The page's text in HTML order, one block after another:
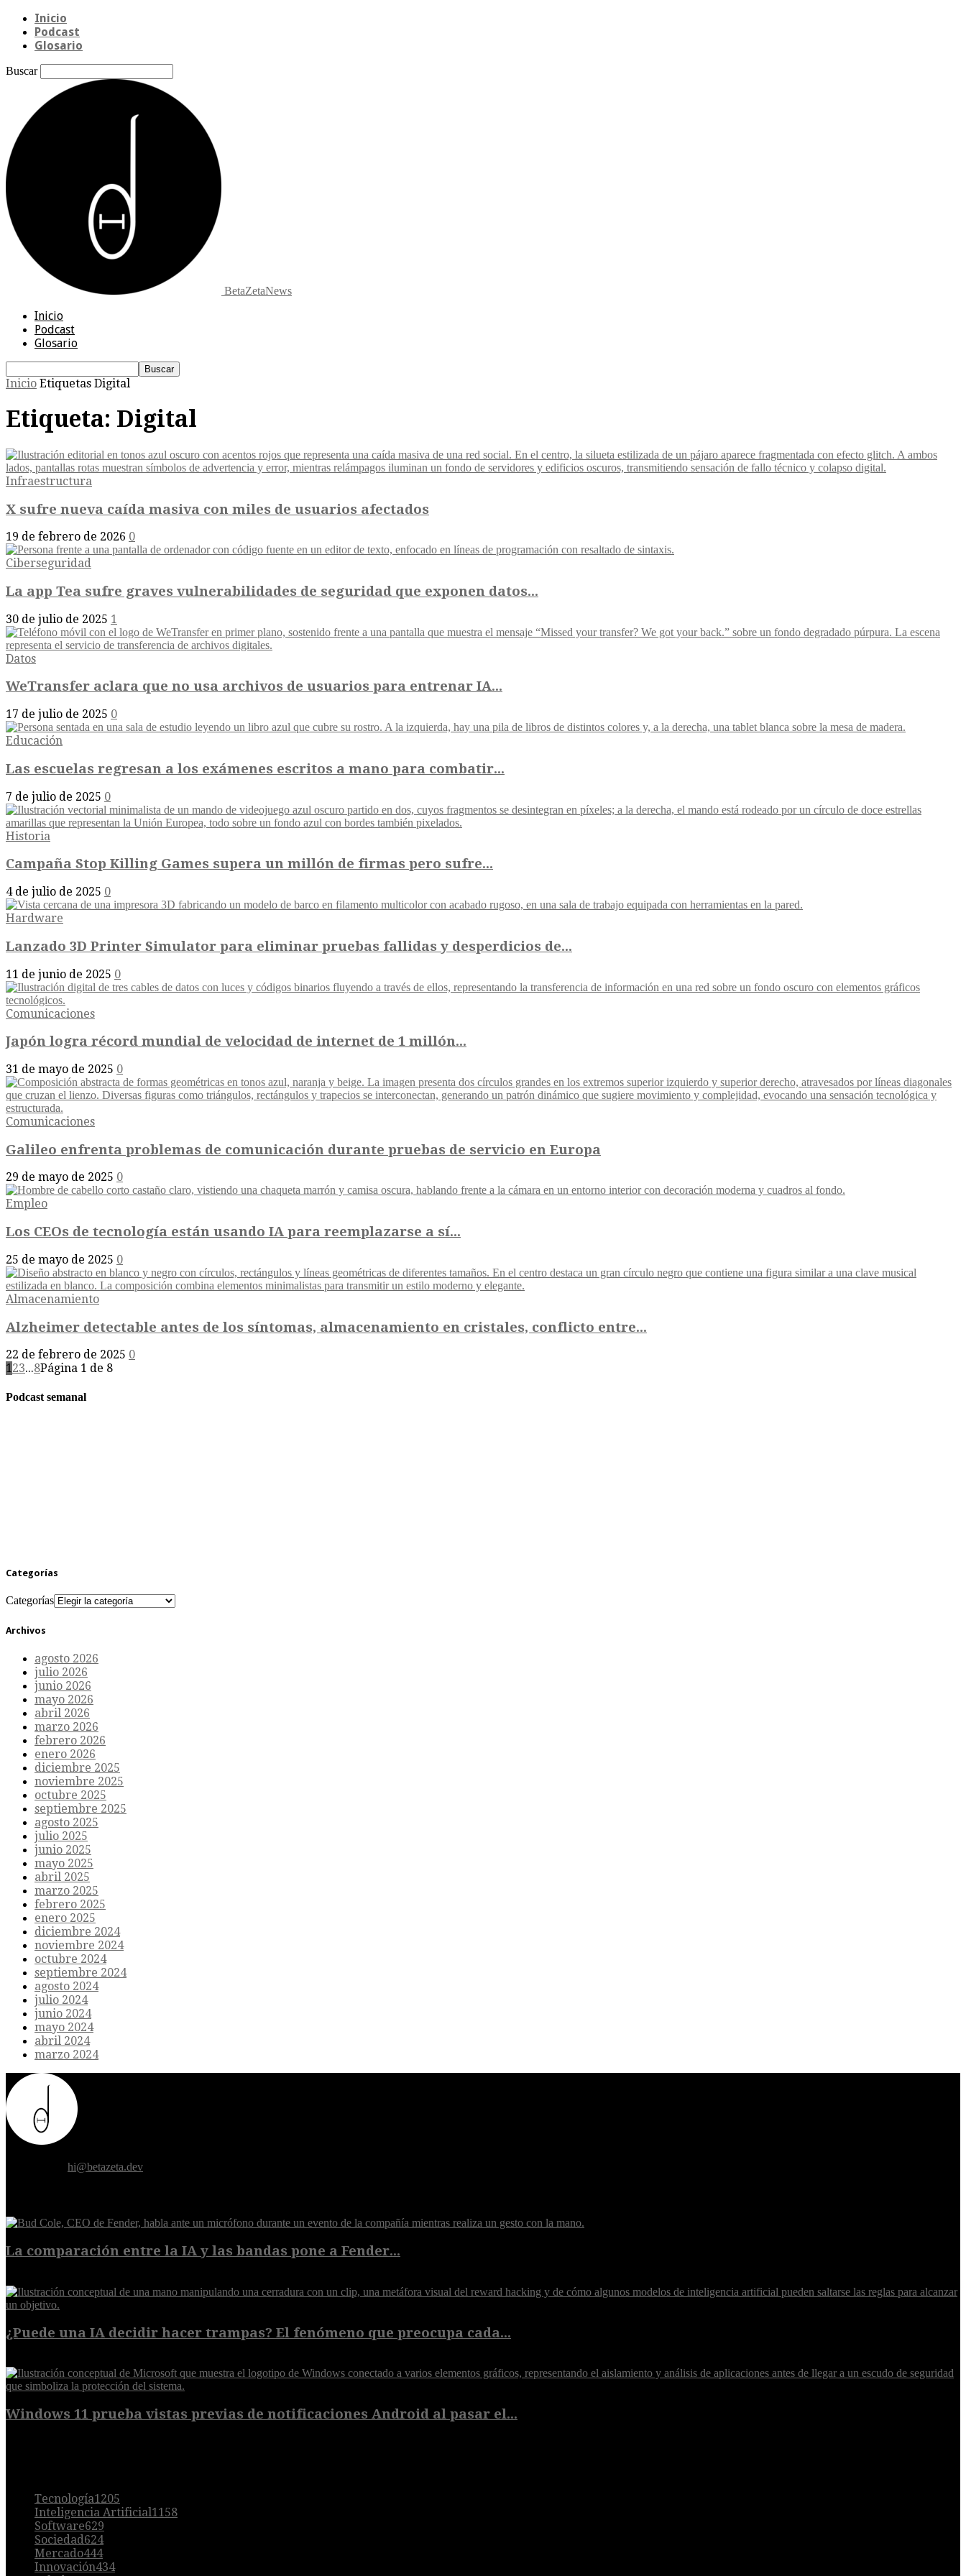
Inicio
Podcast
Glosario
Buscar
BetaZetaNews
Inicio
Podcast
Glosario
Inicio Etiquetas Digital
Etiqueta: Digital
Infraestructura
X sufre nueva caída masiva con miles de usuarios afectados
19 de febrero de 2026 0
Ciberseguridad
La app Tea sufre graves vulnerabilidades de seguridad que exponen datos...
30 de julio de 2025 1
Datos
WeTransfer aclara que no usa archivos de usuarios para entrenar IA...
17 de julio de 2025 0
Educación
Las escuelas regresan a los exámenes escritos a mano para combatir...
7 de julio de 2025 0
Historia
Campaña Stop Killing Games supera un millón de firmas pero sufre...
4 de julio de 2025 0
Hardware
Lanzado 3D Printer Simulator para eliminar pruebas fallidas y desperdicios de...
11 de junio de 2025 0
Comunicaciones
Japón logra récord mundial de velocidad de internet de 1 millón...
31 de mayo de 2025 0
Comunicaciones
Galileo enfrenta problemas de comunicación durante pruebas de servicio en Europa
29 de mayo de 2025 0
Empleo
Los CEOs de tecnología están usando IA para reemplazarse a sí...
25 de mayo de 2025 0
Almacenamiento
Alzheimer detectable antes de los síntomas, almacenamiento en cristales, conflicto entre...
22 de febrero de 2025 0
123...8Página 1 de 8
Podcast semanal
Categorías
Categorías
Archivos
agosto 2026
julio 2026
junio 2026
mayo 2026
abril 2026
marzo 2026
febrero 2026
enero 2026
diciembre 2025
noviembre 2025
octubre 2025
septiembre 2025
agosto 2025
julio 2025
junio 2025
mayo 2025
abril 2025
marzo 2025
febrero 2025
enero 2025
diciembre 2024
noviembre 2024
octubre 2024
septiembre 2024
agosto 2024
julio 2024
junio 2024
mayo 2024
abril 2024
marzo 2024
hi@betazeta.dev
La comparación entre la IA y las bandas pone a Fender...
¿Puede una IA decidir hacer trampas? El fenómeno que preocupa cada...
Windows 11 prueba vistas previas de notificaciones Android al pasar el...
Tecnología1205
Inteligencia Artificial1158
Software629
Sociedad624
Mercado444
Innovación434